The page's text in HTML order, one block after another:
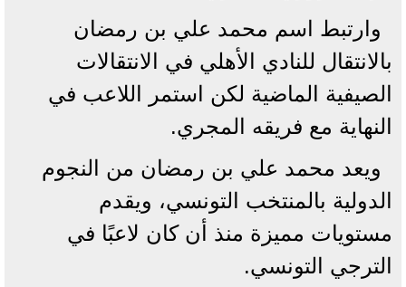
وارتبط اسم محمد علي بن رمضان
بالانتقال للنادي الأهلي في الانتقالات
الصيفية الماضية لكن استمر اللاعب في
النهاية مع فريقه المجري.
ويعد محمد علي بن رمضان من النجوم
الدولية بالمنتخب التونسي، ويقدم
مستويات مميزة منذ أن كان لاعبًا في
الترجي التونسي.